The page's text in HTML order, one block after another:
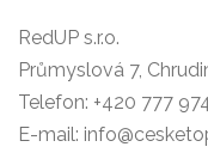
RedUP s.r.o.
Průmyslová 7,
Telefon: +420 777
E-mail: